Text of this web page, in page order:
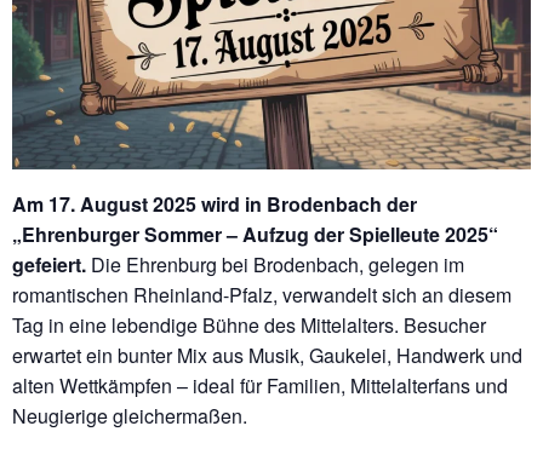
Am 17. August 2025 wird in Brodenbach der
„Ehrenburger Sommer – Aufzug der Spielleute 2025“
gefeiert. Die Ehrenburg bei Brodenbach, gelegen im
romantischen Rheinland-Pfalz, verwandelt sich an diesem
Tag in eine lebendige Bühne des Mittelalters. Besucher
erwartet ein bunter Mix aus Musik, Gaukelei, Handwerk und
alten Wettkämpfen – ideal für Familien, Mittelalterfans und
Neugierige gleichermaßen.